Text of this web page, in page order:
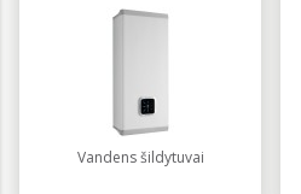
Vandens šildytuvai